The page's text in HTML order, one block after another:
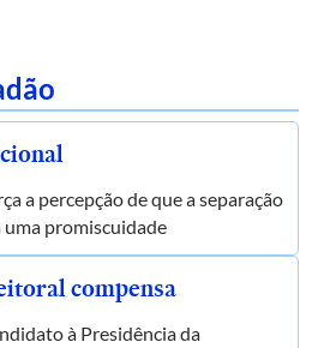
a percepção de que a separação
uma promiscuidade
compensa
à Presidência da